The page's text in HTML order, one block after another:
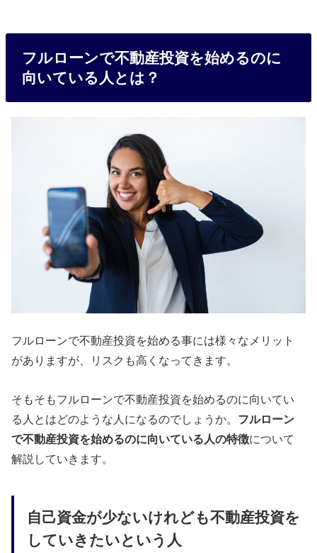
フルローンで不動産投資を始めるのに
向いている人とは？
フルローンで不動産投資を始める事には様々なメリット
がありますが、リスクも高くなってきます。
そもそもフルローンで不動産投資を始めるのに向いてい
る人とはどのような人になるのでしょうか。 フルローン
で不動産投資を始めるのに向いている人の特徴について
解説していきます。
自己資金が少ないけれども不動産投資を
していきたいという人